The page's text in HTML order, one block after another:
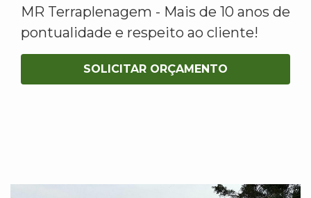
MR Terraplenagem - Mais de 10 anos de
pontualidade e respeito ao cliente!
SOLICITAR ORÇAMENTO